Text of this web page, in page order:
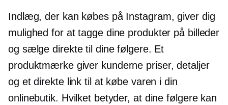
Indlæg, der kan købes på Instagram, giver dig
mulighed for at tagge dine produkter på billeder
og sælge direkte til dine følgere. Et
produktmærke giver kunderne priser, detaljer
og et direkte link til at købe varen i din
onlinebutik. Hvilket betyder, at dine følgere kan